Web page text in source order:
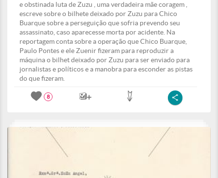
e obstinada luta de Zuzu , uma verdadeira mãe coragem ,
escreve sobre o bilhete deixado por Zuzu para Chico
Buarque sobre a perseguição que sofria prevendo seu
assassinato, caso aparecesse morta por acidente. Na
reportagem conta sobre a operação que Chico Buarque,
Paulo Pontes e ele Zuenir fizeram para reproduzir a
máquina o bilhet deixado por Zuzu para ser enviado para
jornalistas e políticos e a manobra para esconder as pistas
do que fizeram.
8